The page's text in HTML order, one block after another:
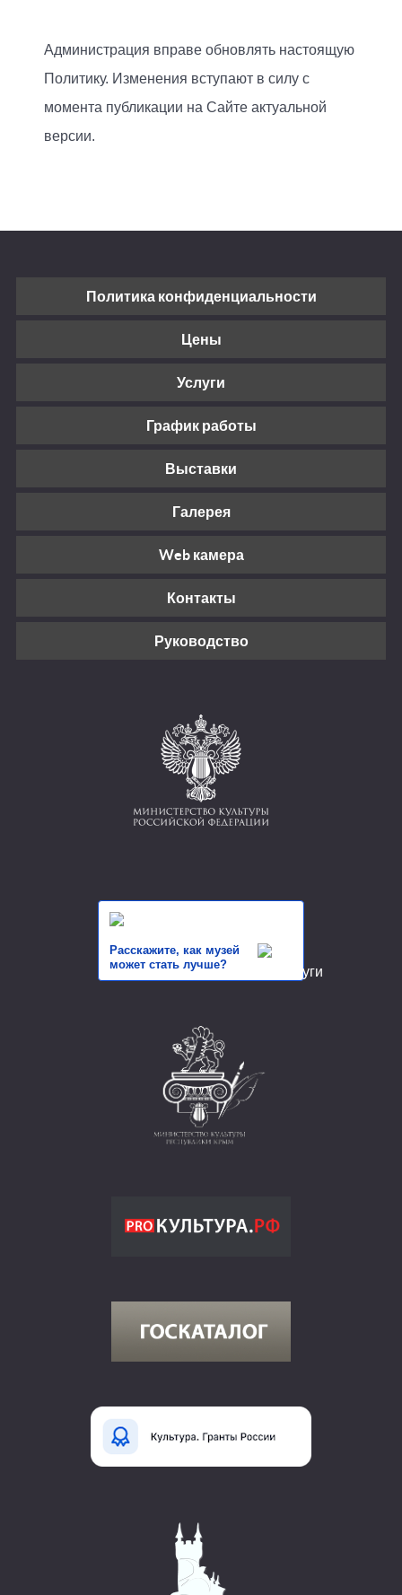
Администрация вправе обновлять настоящую
Политику. Изменения вступают в силу с
момента публикации на Сайте актуальной
версии.
Политика конфиденциальности
Цены
Услуги
График работы
Выставки
Галерея
Web камера
Контакты
Руководство
Расскажите, как музей
может стать лучше?